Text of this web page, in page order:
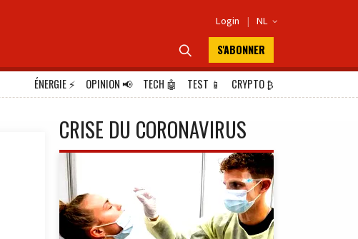
Login | NL 
 S'ABONNER
ÉNERGIE⚡ OPINION📢 TECH 🤖 TEST 📱 CRYPTO₿
CRISE DU CORONAVIRUS